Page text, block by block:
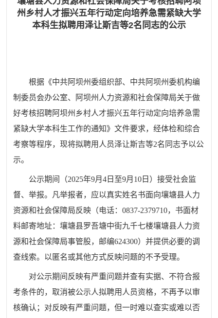
州乡村人才振兴五年行动定向培养急需紧缺大学
本科生拟聘用泽让斯吉等2名同志的公示
根据《中共阿坝州委组织部、中共阿坝州委机构编
制委员会办公室、阿坝州人力资源和社会保障局关于做
好考核招聘阿坝州乡村人才振兴五年行动定向培养急需
紧缺大学本科生工作的通知》文件要求，经体检和综合
考察等程序，现将拟聘用人员泽让斯吉等2名同志予以公
示。
公示期间（2025年9月4日至9月10日）接受社会监
督、举报。凡举报者，应以真实姓名书面向壤塘县人力
资源和社会保障局反映（电话：0837-2379710，书面材
料邮寄地址：壤塘县罗吾塘中街九千七楼壤塘县人力资
源和社会保障局事管股，邮编624300）并提供必要的调
查线索。以匿名或其他方式反映问题的不予受理。
对公示期间反映有严重问题并查有实据、不符合报
考条件的，取消被公示人拟聘用人员资格，不再予以审
核确认；对反映有严重问题，但一时难以查实或难以否